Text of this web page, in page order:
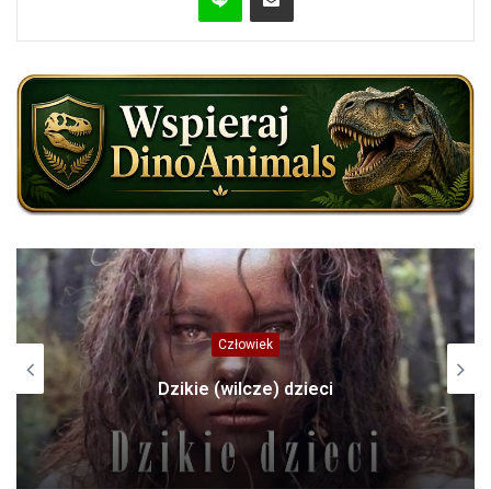
Człowiek
Dzikie (wilcze) dzieci